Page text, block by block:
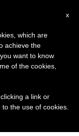
x
which are
achieve the
want to know
of the cookies,
a link or
the use of cookies.